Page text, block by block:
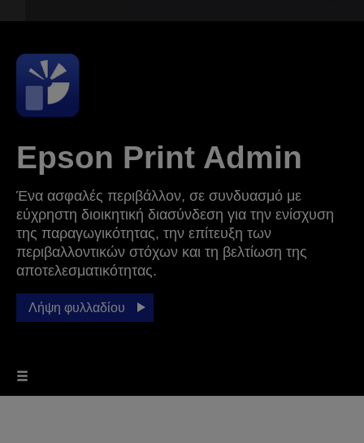
Epson Print Admin
Ένα ασφαλές περιβάλλον, σε συνδυασμό με
εύχρηστη διοικητική διασύνδεση για την ενίσχυση
της παραγωγικότητας, την επίτευξη των
περιβαλλοντικών στόχων και τη βελτίωση της
αποτελεσματικότητας.
Λήψη φυλλαδίου